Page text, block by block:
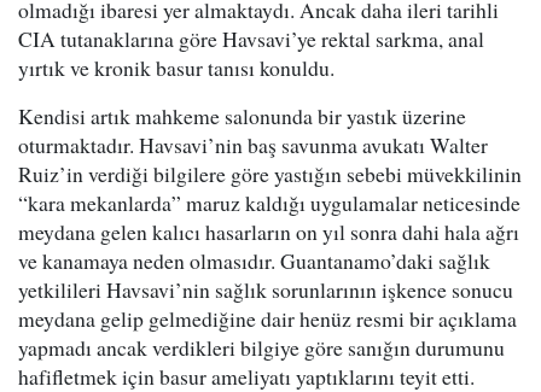
olmadığı ibaresi yer almaktaydı. Ancak daha ileri tarihli
CIA tutanaklarına göre Havsavi’ye rektal sarkma, anal
yırtık ve kronik basur tanısı konuldu.
Kendisi artık mahkeme salonunda bir yastık üzerine
oturmaktadır. Havsavi’nin baş savunma avukatı Walter
Ruiz’in verdiği bilgilere göre yastığın sebebi müvekkilinin
“kara mekanlarda” maruz kaldığı uygulamalar neticesinde
meydana gelen kalıcı hasarların on yıl sonra dahi hala ağrı
ve kanamaya neden olmasıdır. Guantanamo’daki sağlık
yetkilileri Havsavi’nin sağlık sorunlarının işkence sonucu
meydana gelip gelmediğine dair henüz resmi bir açıklama
yapmadı ancak verdikleri bilgiye göre sanığın durumunu
hafifletmek için basur ameliyatı yaptıklarını teyit etti.